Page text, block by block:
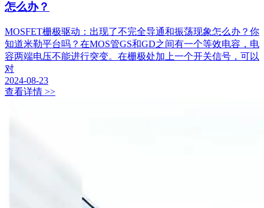
怎么办？
MOSFET栅极驱动：出现了不完全导通和振荡现象怎么办？你
知道米勒平台吗？在MOS管GS和GD之间有一个等效电容，电
容两端电压不能进行突变。在栅极处加上一个开关信号，可以
对
2024-08-23
查看详情 >>